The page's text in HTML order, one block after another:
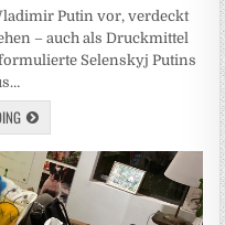
Putin vor, verdeckt
– auch als Druckmittel
Selenskyj Putins